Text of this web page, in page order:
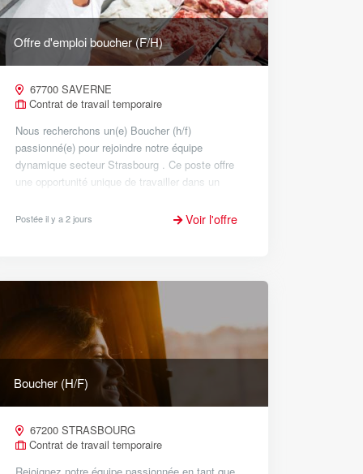
Offre d'emploi boucher (F/H)
67700 SAVERNE
Contrat de travail temporaire
Nous recherchons un(e) Boucher (h/f)
passionné(e) pour rejoindre notre équipe
dynamique secteur Strasbourg . Ce poste offre
une opportunité unique de travailler dans un
du poste : - Découpe de v...
Postée il y a 2 jours Voir l'offre
Boucher (H/F)
67200 STRASBOURG
Contrat de travail temporaire